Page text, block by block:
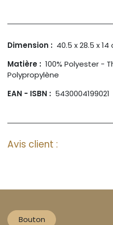
Dimension : 40.5 x 28.5 x 14
Matière : 100% Polyester -
Polypropylène
EAN - ISBN : 5430004199021
Avis client :
Bouton